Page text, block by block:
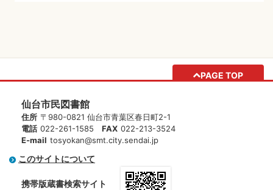
PAGE TOP
仙台市民図書館
住所 〒980-0821 仙台市青葉区春日町2-1
電話 022-261-1585 FAX 022-213-3524
E-mail tosyokan@smt.city.sendai.jp
このサイトについて
携帯版蔵書検索サイト